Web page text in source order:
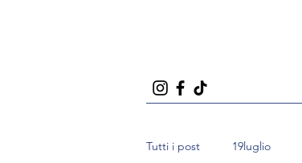
Tutti i post 19luglio